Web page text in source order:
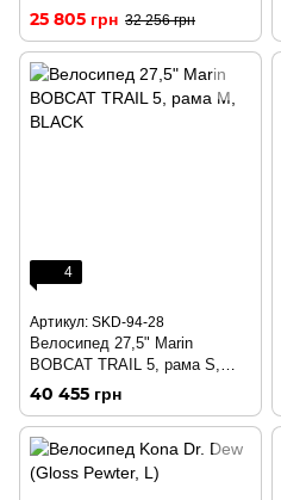
25 805 грн 32 256 грн
4
Артикул: SKD-94-28
Велосипед 27,5" Marin
BOBCAT TRAIL 5, рама S,
BLACK
40 455 грн